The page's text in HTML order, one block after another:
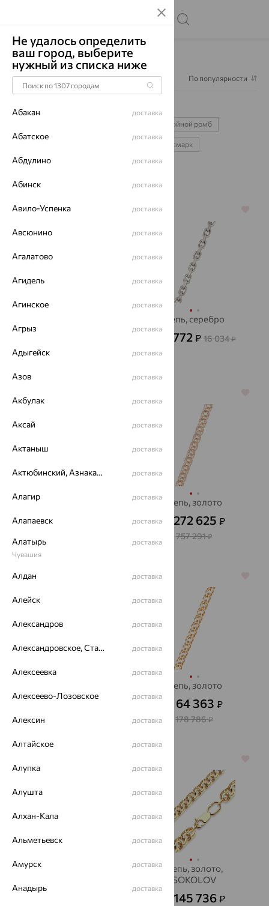
Главная Каталог Цепи
Фильтр 1 По популярности
двойной ромб
бисмарк
серебряные
64%
от 11 150
64%
Цепь, серебро
5 772 ₽ 16 034₽
от 3 383
Цепь, золото
272 625₽
757 291₽
64%
Красцветмет
64%
Цепь, золото
64 363₽
178 786₽
Цепь, золото,
SOKOLOV
145 736₽
Не удалось определить
ваш город, выберите
нужный из списка ниже
Абакан доставка
Абатское доставка
Абдулино доставка
Абинск доставка
Авило-Успенка доставка
Авсюнино доставка
Агалатово доставка
Агидель доставка
Агинское доставка
Агрыз доставка
Адыгейск доставка
Азов доставка
Акбулак доставка
Аксай доставка
Актаныш доставка
Актюбинский, Азнакаевский район доставка
Алагир доставка
Алапаевск доставка
Алатырь
Чувашия
доставка
Алдан доставка
Алейск доставка
Александров доставка
Александровское, Ставропольский край доставка
Алексеевка доставка
Алексеево-Лозовское доставка
Алексин доставка
Алтайское доставка
Алупка доставка
Алушта доставка
Алхан-Кала доставка
Альметьевск доставка
Амурск доставка
Анадырь доставка